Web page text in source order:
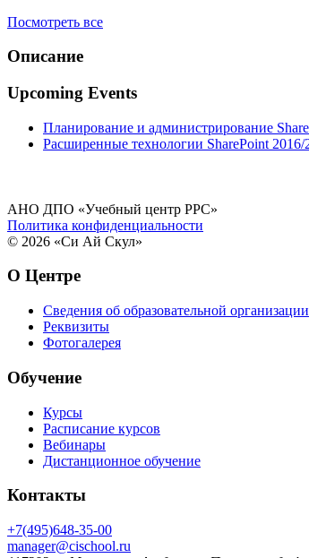
Посмотреть все
Описание
Upcoming Events
Планирование и администрирование
Расширенные технологии SharePoint 2016/
АНО ДПО «Учебный центр РРС»
Политика конфиденциальности
© 2026 «Си Ай Скул»
О Центре
Сведения об образовательной организации
Реквизиты
Фотогалерея
Обучение
Курсы
Расписание курсов
Вебинары
Дистанционное обучение
Контакты
+7(495)648-35-00
manager@cischool.ru